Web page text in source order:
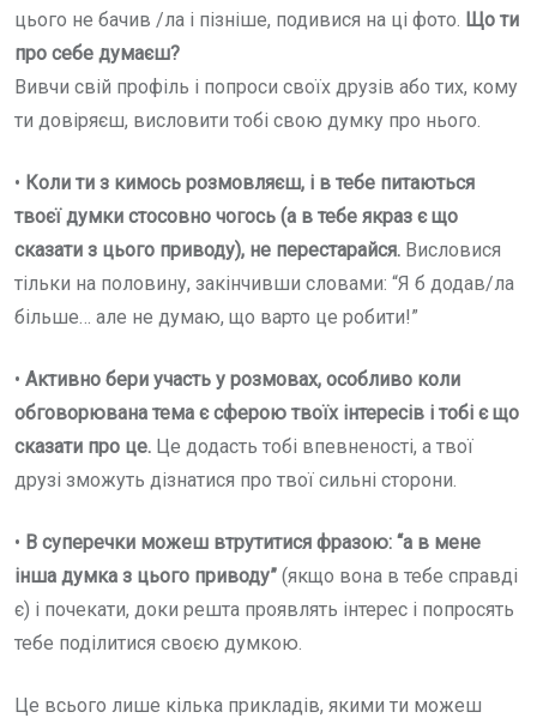
цього не бачив /ла і пізніше, подивися на ці фото. Що ти
про себе думаєш?
Вивчи свій профіль і попроси своїх друзів або тих, кому
ти довіряєш, висловити тобі свою думку про нього.
• Коли ти з кимось розмовляєш, і в тебе питаються
твоєї думки стосовно чогось (а в тебе якраз є що
сказати з цього приводу), не перестарайся. Висловися
тільки на половину, закінчивши словами: “Я б додав/ла
більше… але не думаю, що варто це робити!”
• Активно бери участь у розмовах, особливо коли
обговорювана тема є сферою твоїх інтересів і тобі є що
сказати про це. Це додасть тобі впевненості, а твої
друзі зможуть дізнатися про твої сильні сторони.
• В суперечки можеш втрутитися фразою: “а в мене
інша думка з цього приводу” (якщо вона в тебе справді
є) і почекати, доки решта проявлять інтерес і попросять
тебе поділитися своєю думкою.
Це всього лише кілька прикладів, якими ти можеш